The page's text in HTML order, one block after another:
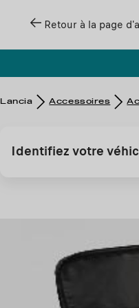
Retour à la page
Lancia Accessoires
Identifiez votre